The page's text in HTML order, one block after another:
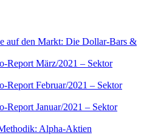
auf den Markt: Die Dollar-Bars &
Report März/2021 – Sektor
Report Februar/2021 – Sektor
Report Januar/2021 – Sektor
Alpha-Aktien